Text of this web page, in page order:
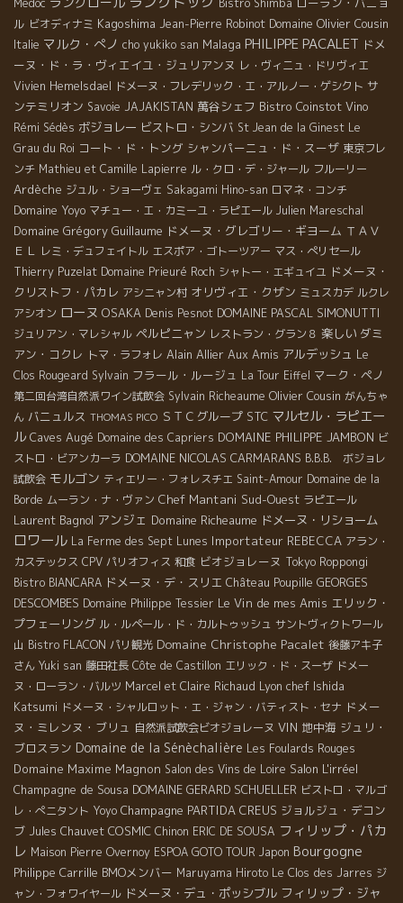
Medoc Bistro Shimba
ル ビオディナミ Kagoshima Jean-Pierre Robinot Domaine Olivier Cousin
Italie マルク・ぺノ cho yukiko san Malaga PHILIPPE PACALET ドメ
ーヌ・ド・ラ・ヴィエイユ・ジュリアンヌ レ・ヴィニュ・ドリヴィエ
Vivien Hemelsdael ドメーヌ・フレデリック・エ・アルノー・ゲシクト サ
ンテミリオン Savoie JAJAKISTAN 萬谷シェフ Bistro Coinstot Vino
Rémi Sédès ボジョレー ビストロ・シンバ St Jean de la Ginest Le
Grau du Roi コート・ド・トング シャンパーニュ・ド・スーザ 東京フレ
ンチ Mathieu et Camille Lapierre ル・クロ・デ・ジャール フルーリー
Ardèche ジュル・ショーヴェ Sakagami Hino-san ロマネ・コンチ
Domaine Yoyo マチュー・エ・カミーユ・ラピエール Julien Mareschal
Domaine Grégory Guillaume ドメーヌ・グレゴリー・ギヨーム ＴＡＶ
ＥＬ レミ・デュフェイトル エスポア・ゴトーツアー マス・ぺリセール
Thierry Puzelat Domaine Prieuré Roch シャトー・エギュイユ ドメーヌ・
クリストフ・パカレ アシニャン村 オリヴィエ・クザン ミュスカデ ルクレ
アシオン ローヌ OSAKA Denis Pesnot DOMAINE PASCAL SIMONUTTI
ジュリアン・マレシャル ペルピニャン レストラン・グラン８ 楽しい ダミ
アン・コクレ トマ・ラフォレ Alain Allier Aux Amis アルデッシュ Le
Clos Rougeard Sylvain フラール・ルージュ La Tour Eiffel マーク・ペノ
第二回台湾自然派ワイン試飲会 Sylvain Richeaume Olivier Cousin がんちゃ
ん バニュルス THOMAS PICO ＳＴＣグループ STC マルセル・ラピエー
ル Caves Augé Domaine des Capriers DOMAINE PHILIPPE JAMBON ビ
ストロ・ビアンカーラ DOMAINE NICOLAS CARMARANS B.B.B. ボジョレ
試飲会 モルゴン ティエリー・フォレスチエ Saint-Amour Domaine de la
Borde ムーラン・ナ・ヴァン Chef Mantani Sud-Ouest ラピエール
Laurent Bagnol アンジェ Domaine Richeaume ドメーヌ・リショーム
ロワール La Ferme des Sept Lunes Importateur REBECCA アラン・
カステックス CPV パリオフィス 和食 ビオジョレーヌ Tokyo Roppongi
Bistro BIANCARA ドメーヌ・デ・スリエ Château Poupille GEORGES
DESCOMBES Domaine Philippe Tessier Le Vin de mes Amis エリック・
プフェーリング ル・ルペール・ド・カルトゥッシュ サントヴィクトワール
山 Bistro FLACON パリ観光 Domaine Christophe Pacalet 後藤アキ子
さん Yuki san 藤田社長 Côte de Castillon エリック・ド・スーザ ドメー
ヌ・ローラン・バルツ Marcel et Claire Richaud Lyon chef Ishida
Katsumi ドメーヌ・シャルロット・エ・ジャン・バティスト・セナ ドメー
ヌ・ミレンヌ・ブリュ 自然派試飲会ビオジョレーヌ VIN 地中海 ジュリ・
ブロスラン Domaine de la Sénèchalière Les Foulards Rouges
Domaine Maxime Magnon Salon des Vins de Loire Salon L'irréel
Champagne de Sousa DOMAINE GERARD SCHUELLER ビストロ・マルゴ
レ・ぺニタント Yoyo Champagne PARTIDA CREUS ジョルジュ・デコン
ブ Jules Chauvet COSMIC Chinon ERIC DE SOUSA フィリップ・パカ
レ Maison Pierre Overnoy ESPOA GOTO TOUR Japon Bourgogne
Philippe Carrille BMOメンバー Maruyama Hiroto Le Clos des Jarres ジ
ャン・フォワイヤール ドメーヌ・デュ・ポッシブル フィリップ・ジャ